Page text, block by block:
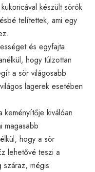
készült sörök
telítettek, ami egy
és egyfajta
hogy túlzottan
a sör világosabb
lagerek esetében
keményítője kiválóan
magasabb
hogy a sör
lehetővé teszi a
száraz, mégis